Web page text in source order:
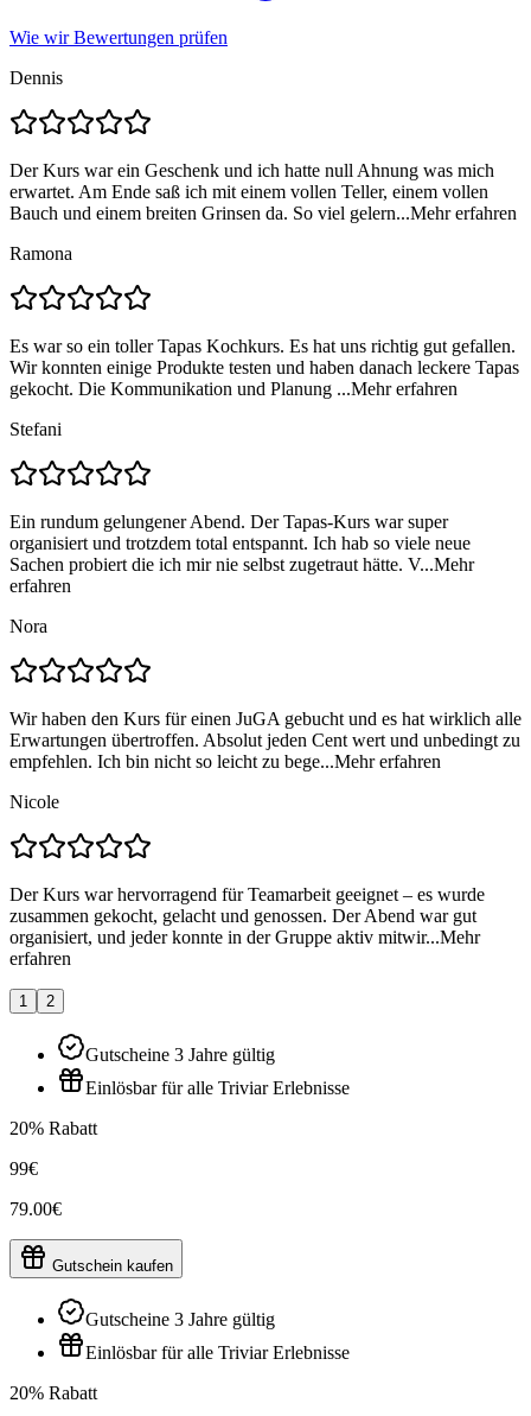
Wie wir Bewertungen prüfen
Dennis
Der Kurs war ein Geschenk und ich hatte null Ahnung was mich
erwartet. Am Ende saß ich mit einem vollen Teller, einem vollen
Bauch und einem breiten Grinsen da. So viel gelern...Mehr erfahren
Ramona
Es war so ein toller Tapas Kochkurs. Es hat uns richtig gut gefallen.
Wir konnten einige Produkte testen und haben danach leckere Tapas
gekocht. Die Kommunikation und Planung ...Mehr erfahren
Stefani
Ein rundum gelungener Abend. Der Tapas-Kurs war super
organisiert und trotzdem total entspannt. Ich hab so viele neue
Sachen probiert die ich mir nie selbst zugetraut hätte. V...Mehr
erfahren
Nora
Wir haben den Kurs für einen JuGA gebucht und es hat wirklich alle
Erwartungen übertroffen. Absolut jeden Cent wert und unbedingt zu
empfehlen. Ich bin nicht so leicht zu bege...Mehr erfahren
Nicole
Der Kurs war hervorragend für Teamarbeit geeignet – es wurde
zusammen gekocht, gelacht und genossen. Der Abend war gut
organisiert, und jeder konnte in der Gruppe aktiv mitwir...Mehr
erfahren
1 2
Gutscheine 3 Jahre gültig
Einlösbar für alle Triviar Erlebnisse
20% Rabatt
99€
79.00€
Gutschein kaufen
Gutscheine 3 Jahre gültig
Einlösbar für alle Triviar Erlebnisse
20% Rabatt